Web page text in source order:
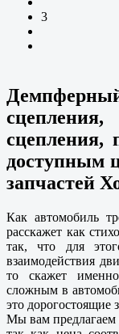
3
доступным
запчастей
Как автомобиль
расскажет как
так, что для
взаимодействия
то скажет
сложным в
это дорогостоящие
Мы вам предлагаем